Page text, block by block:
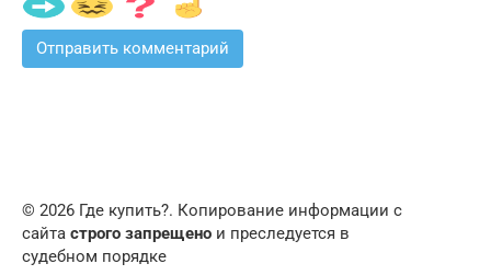
© 2026 Где купить?. Копирование информации с
сайта строго запрещено и преследуется в
судебном порядке